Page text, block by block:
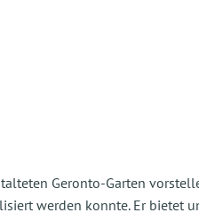
Geronto-Garten
werden konnte. Er bietet